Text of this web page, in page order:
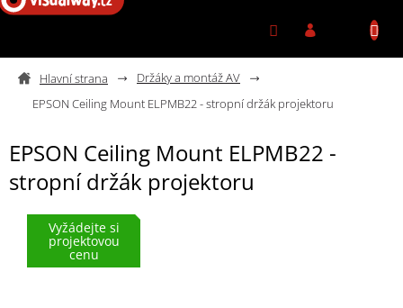
Přejít na obsah
Držáky a montáž AV
EPSON Ceiling Mount ELPMB22 - stropní držák projektoru
EPSON Ceiling Mount ELPMB22 -
stropní držák projektoru
Vyžádejte si
projektovou
cenu